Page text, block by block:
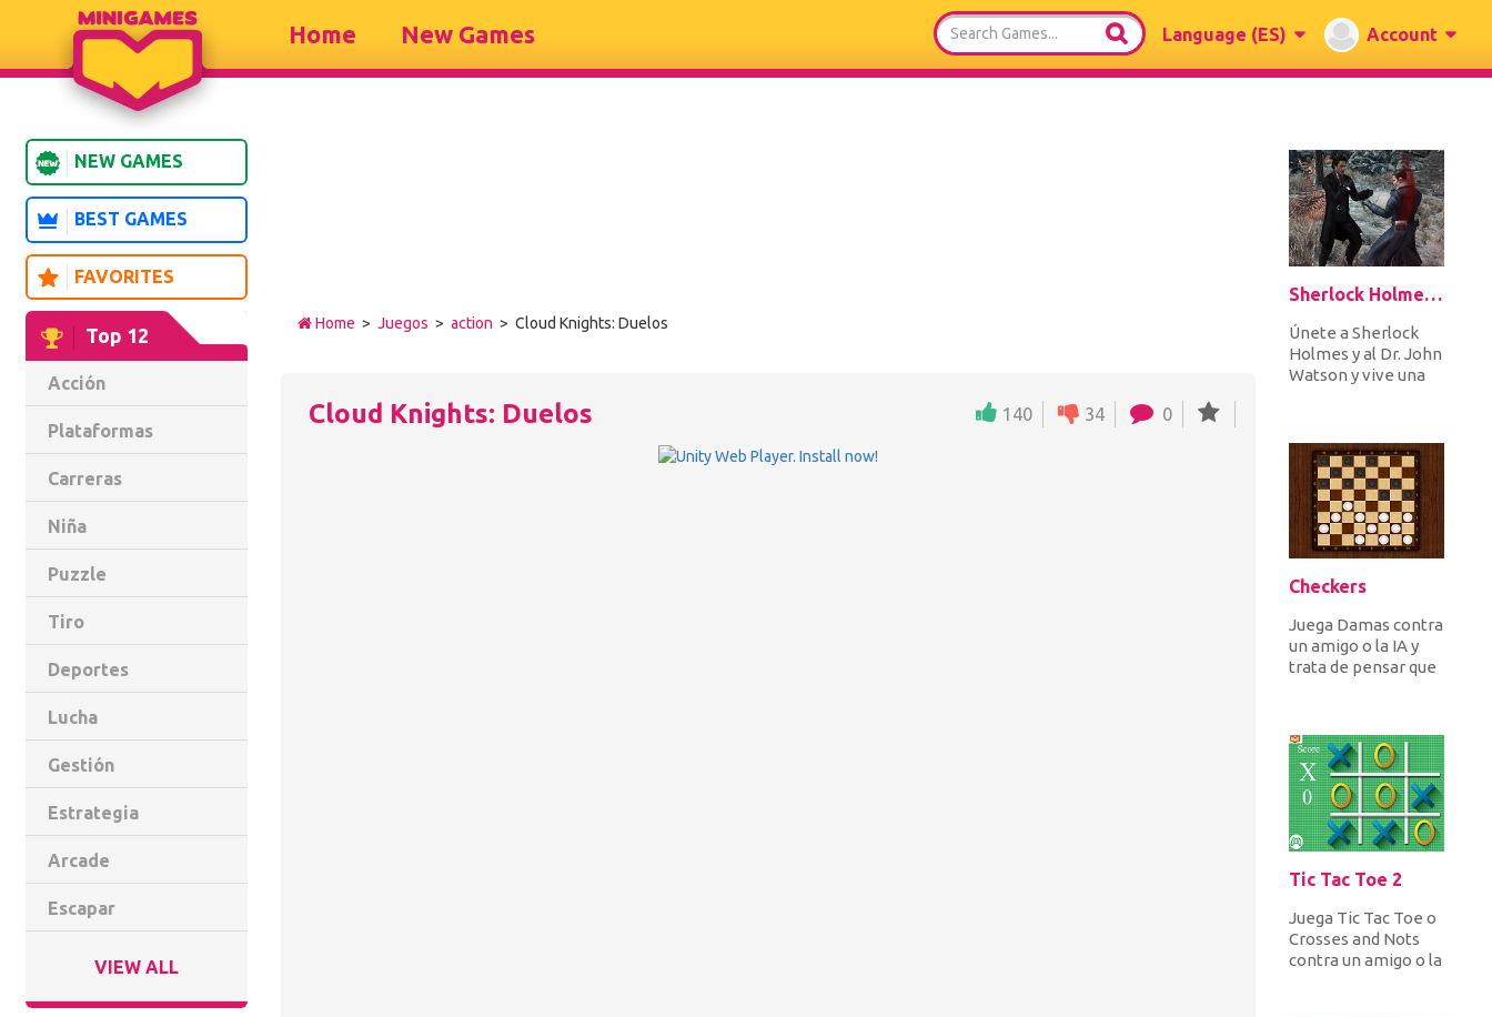
Language (ES) Account
Home New Games
NEW GAMES
BEST GAMES
FAVORITES
Top 12
Acción
Plataformas
Carreras
Niña
Puzzle
Tiro
Deportes
Lucha
Gestión
Estrategia
Arcade
Escapar
VIEW ALL
Home > Juegos > action > Cloud Knights: Duelos
Cloud Knights: Duelos 140 34 0
Sherlock Holmes 2: A Game of Shadows Checkmate
Únete a Sherlock
Holmes y al Dr. John
Watson y vive una
Checkers
Juega Damas contra
un amigo o la IA y
trata de pensar que
Tic Tac Toe 2
Juega Tic Tac Toe o
Crosses and Nots
contra un amigo o la